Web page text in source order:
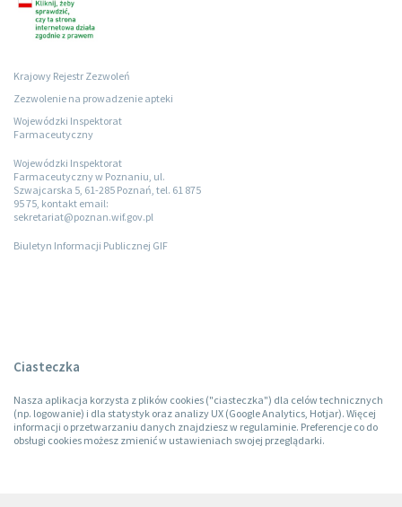
Krajowy Rejestr Zezwoleń
Zezwolenie na prowadzenie apteki
Wojewódzki Inspektorat
Farmaceutyczny
Wojewódzki Inspektorat
Farmaceutyczny w Poznaniu, ul.
Szwajcarska 5, 61-285 Poznań, tel. 61 875
95 75, kontakt email:
sekretariat@poznan.wif.gov.pl
Biuletyn Informacji Publicznej GIF
Ciasteczka
Nasza aplikacja korzysta z plików cookies ("ciasteczka") dla celów technicznych
(np. logowanie) i dla statystyk oraz analizy UX (Google Analytics, Hotjar). Więcej
informacji o przetwarzaniu danych znajdziesz w regulaminie. Preferencje co do
obsługi cookies możesz zmienić w ustawieniach swojej przeglądarki.